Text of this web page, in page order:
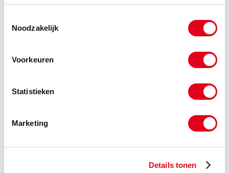
Noodzakelijk
Voorkeuren
Statistieken
Marketing
Details tonen
RVS420 Kogel 15mm